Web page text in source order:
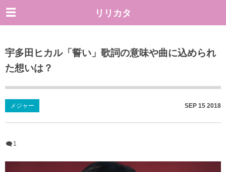
リリカタ
宇多田ヒカル「誓い」歌詞の意味や曲に込められ
た想いは？
メジャー SEP 15 2018
1